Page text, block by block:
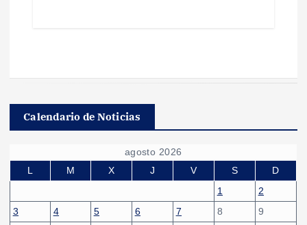
Calendario de Noticias
agosto 2026
L
M X J V S
D
1
2
3
4 5 6 7 8
9